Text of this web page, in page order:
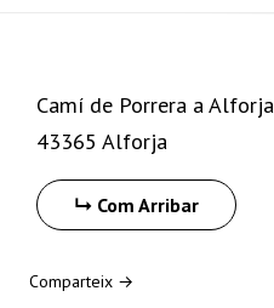
Camí de Porrera a
43365 Alforja
Com Arribar
Comparteix →